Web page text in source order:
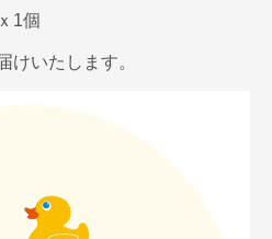
1個
けいたします。